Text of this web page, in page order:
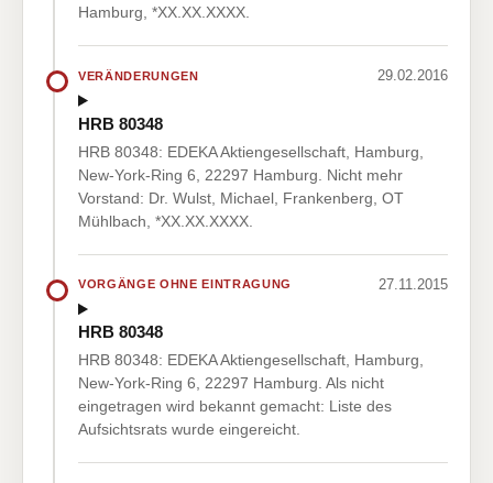
Hamburg, *XX.XX.XXXX.
VERÄNDERUNGEN 29.02.2016
HRB 80348
HRB 80348: EDEKA Aktiengesellschaft, Hamburg,
New-York-Ring 6, 22297 Hamburg. Nicht mehr
Vorstand: Dr. Wulst, Michael, Frankenberg, OT
Mühlbach, *XX.XX.XXXX.
VORGÄNGE OHNE EINTRAGUNG 27.11.2015
HRB 80348
HRB 80348: EDEKA Aktiengesellschaft, Hamburg,
New-York-Ring 6, 22297 Hamburg. Als nicht
eingetragen wird bekannt gemacht: Liste des
Aufsichtsrats wurde eingereicht.